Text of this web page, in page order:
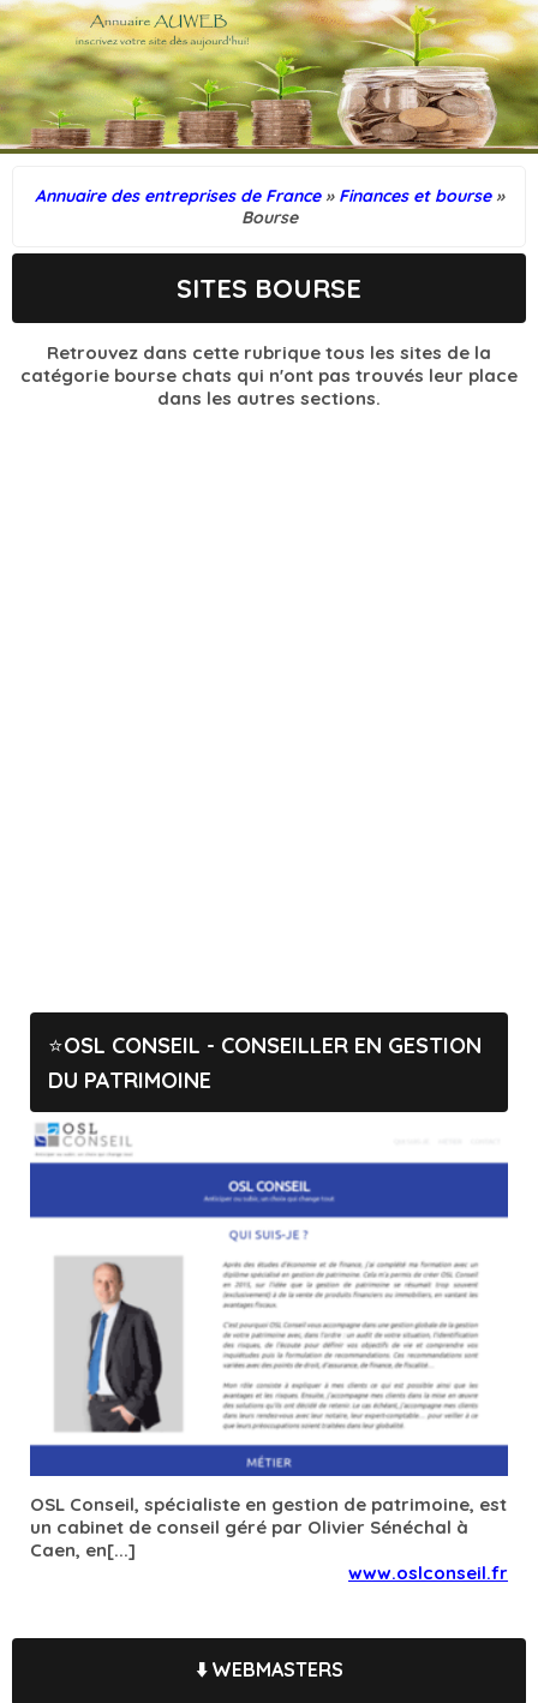
Annuaire des entreprises de France » Finances et bourse »
Bourse
SITES BOURSE
Retrouvez dans cette rubrique tous les sites de la
catégorie bourse chats qui n'ont pas trouvés leur place
dans les autres sections.
OSL CONSEIL - CONSEILLER EN GESTION
DU PATRIMOINE
OSL Conseil, spécialiste en gestion de patrimoine, est
un cabinet de conseil géré par Olivier Sénéchal à
Caen, en[...]
www.oslconseil.fr
⬇️ WEBMASTERS